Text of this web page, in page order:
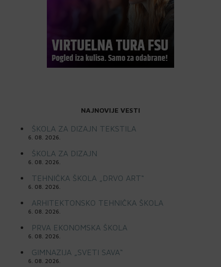
NAJNOVIJE VESTI
ŠKOLA ZA DIZAJN TEKSTILA
6. 08. 2026.
ŠKOLA ZA DIZAJN
6. 08. 2026.
TEHNIČKA ŠKOLA „DRVO ART“
6. 08. 2026.
ARHITEKTONSKO TEHNIČKA ŠKOLA
6. 08. 2026.
PRVA EKONOMSKA ŠKOLA
6. 08. 2026.
GIMNAZIJA „SVETI SAVA“
6. 08. 2026.